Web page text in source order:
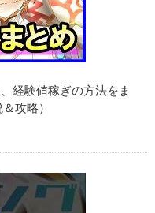
経験値稼ぎの方法をま
攻略）